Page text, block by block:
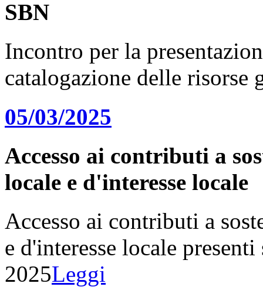
SBN
Incontro per la
catalogazione delle risorse
05/03/2025
Accesso ai contributi a
locale e d'interesse locale
Accesso ai contributi a
e d'interesse locale
2025Leggi